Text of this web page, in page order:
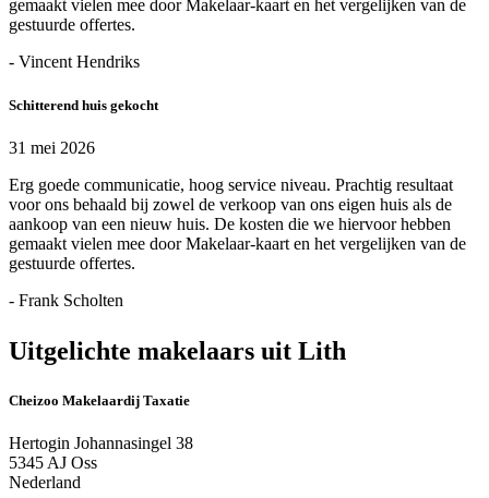
gemaakt vielen mee door Makelaar-kaart en het vergelijken van de
gestuurde offertes.
- Vincent Hendriks
Schitterend huis gekocht
31 mei 2026
Erg goede communicatie, hoog service niveau. Prachtig resultaat
voor ons behaald bij zowel de verkoop van ons eigen huis als de
aankoop van een nieuw huis. De kosten die we hiervoor hebben
gemaakt vielen mee door Makelaar-kaart en het vergelijken van de
gestuurde offertes.
- Frank Scholten
Uitgelichte makelaars uit Lith
Cheizoo Makelaardij Taxatie
Hertogin Johannasingel 38
5345 AJ Oss
Nederland